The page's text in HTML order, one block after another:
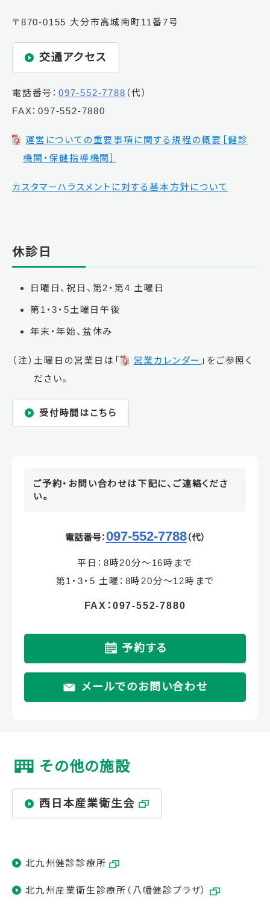
〒870-0155 大分市高城南町11番7号
交通アクセス
電話番号： 097-552-7788 （代）
FAX：097-552-7880
運営についての重要事項に関する規程の概要［健診
機関・保健指導機関］
カスタマーハラスメントに対する基本方針について
休診日
日曜日、祝日、第2・第4 土曜日
第1・3・5土曜日午後
年末・年始、盆休み
（注）土曜日の営業日は「 営業カレンダー 」をご参照く
ださい。
受付時間はこちら
ご予約・お問い合わせは下記に、ご連絡くださ
い。
電話番号：097-552-7788（代）
平日：8時20分～16時まで
第1・3・5 土曜：8時20分～12時まで
FAX：097-552-7880
予約する
メールでのお問い合わせ
その他の施設
西日本産業衛生会
北九州健診診療所
北九州産業衛生診療所（八幡健診プラザ）